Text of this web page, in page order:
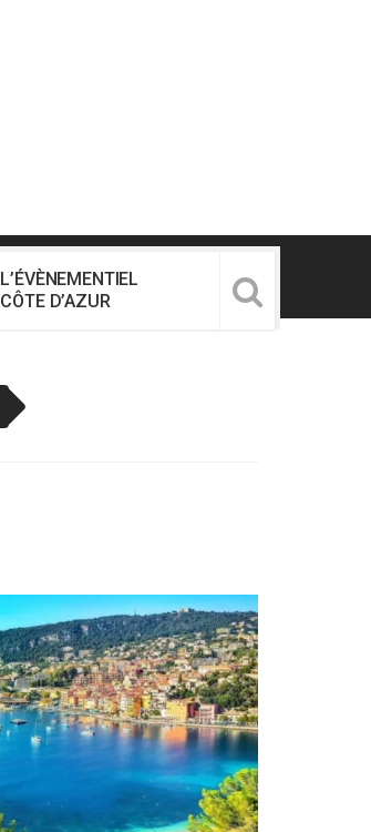
L’ÉVÈNEMENTIEL
CÔTE D’AZUR